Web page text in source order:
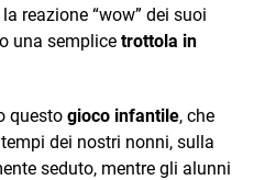
reazione “wow” dei suoi
una semplice trottola in
questo gioco infantile, che
dei nostri nonni, sulla
seduto, mentre gli alunni